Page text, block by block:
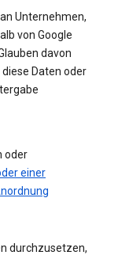
Unternehmen,
von Google
davon
Daten oder
oder
einer
durchzusetzen,